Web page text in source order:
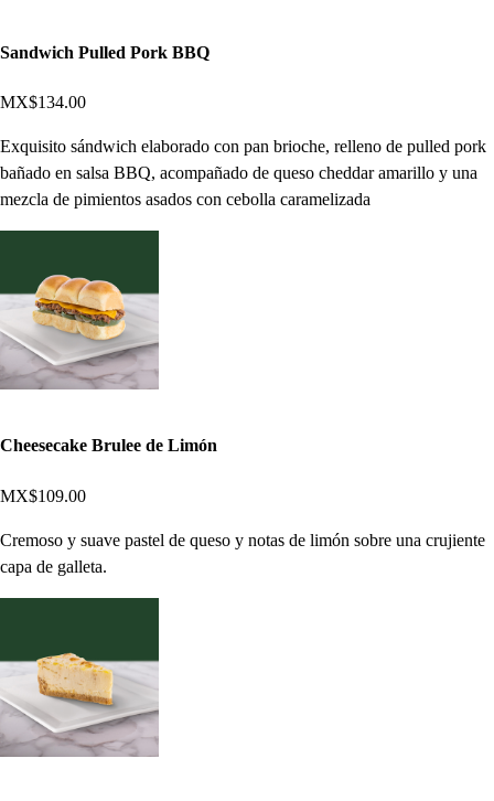
Sandwich Pulled Pork BBQ
MX$134.00
Exquisito sándwich elaborado con pan brioche, relleno de pulled pork
bañado en salsa BBQ, acompañado de queso cheddar amarillo y una
mezcla de pimientos asados con cebolla caramelizada
Cheesecake Brulee de Limón
MX$109.00
Cremoso y suave pastel de queso y notas de limón sobre una crujiente
capa de galleta.